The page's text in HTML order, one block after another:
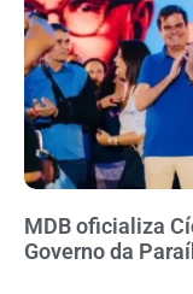
MDB oficializa
Governo da